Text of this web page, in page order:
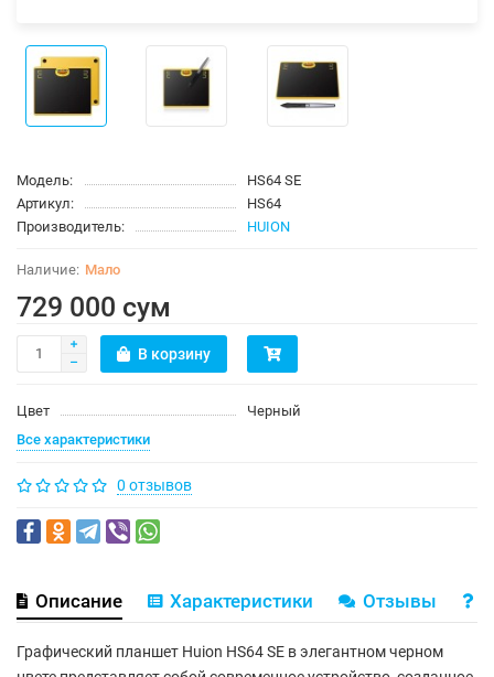
Модель:
HS64 SE
Артикул:
HS64
Производитель:
HUION
Мало
729 000 сум
В корзину
Цвет
Черный
Все характеристики
0 отзывов
Описание Характеристики Отзывы
Графический планшет Huion HS64 SE в элегантном черном